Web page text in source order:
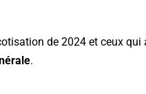
de 2024 et ceux
.